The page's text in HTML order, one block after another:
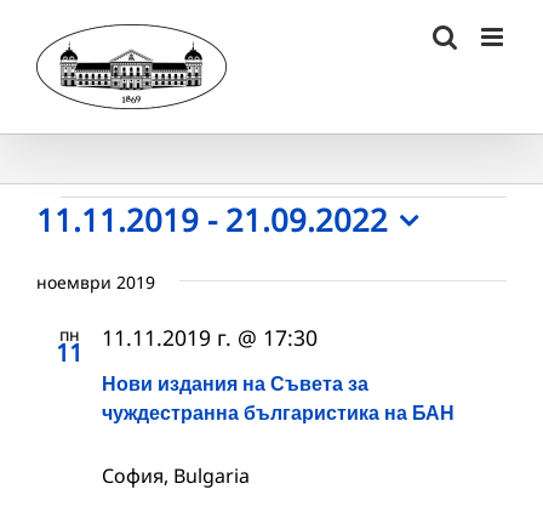
content
Събития
11.11.2019 - 21.09.2022
date.
ноември 2019
пн
11
Нови издания на Съвета за
чуждестранна българистика на БАН
11.11.2019 г. @ 17:30
София, Bulgaria